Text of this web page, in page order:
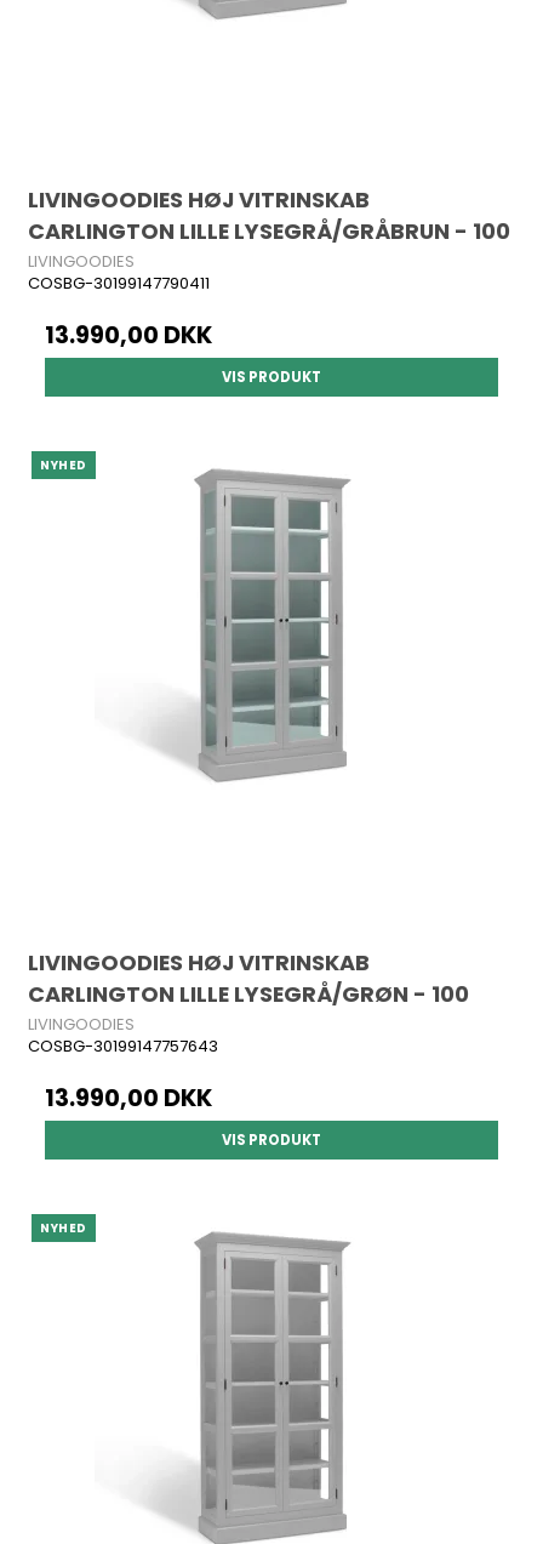
LIVINGOODIES HØJ VITRINSKAB
CARLINGTON LILLE LYSEGRÅ/GRÅBRUN - 100
LIVINGOODIES
COSBG-30199147790411
13.990,00 DKK
VIS PRODUKT
NYHED
LIVINGOODIES HØJ VITRINSKAB
CARLINGTON LILLE LYSEGRÅ/GRØN - 100
LIVINGOODIES
COSBG-30199147757643
13.990,00 DKK
VIS PRODUKT
NYHED